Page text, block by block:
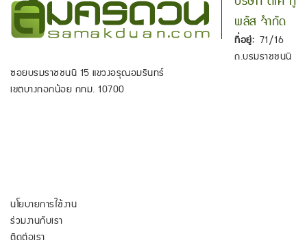
พลัส จำกัด
ที่อยู่: 71/16
ถ.บรมราชชนนี
ซอยบรมราชชนนี 15 แขวงอรุณอมรินทร์
เขตบางกอกน้อย กทม. 10700
นโยบายการใช้งาน
ร่วมงานกับเรา
ติดต่อเรา